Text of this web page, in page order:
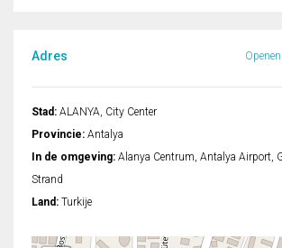
Adres
Stad: ALANYA, City Center
Provincie: Antalya
In de omgeving: Alanya Centrum, Antalya Airport,
Strand
Land: Turkije